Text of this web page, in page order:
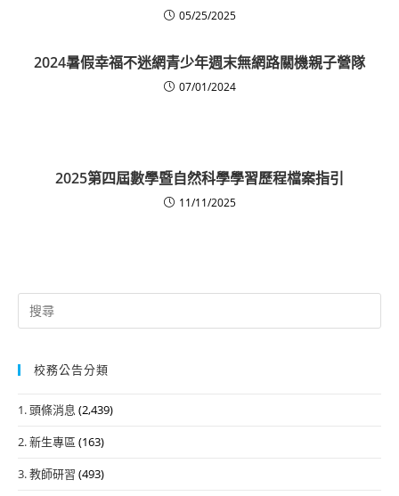
05/25/2025
2024暑假幸福不迷網青少年週末無網路關機親子營隊
07/01/2024
2025第四屆數學暨自然科學學習歷程檔案指引
11/11/2025
Search
for:
校務公告分類
1. 頭條消息 (2,439)
2. 新生專區 (163)
3. 教師研習 (493)